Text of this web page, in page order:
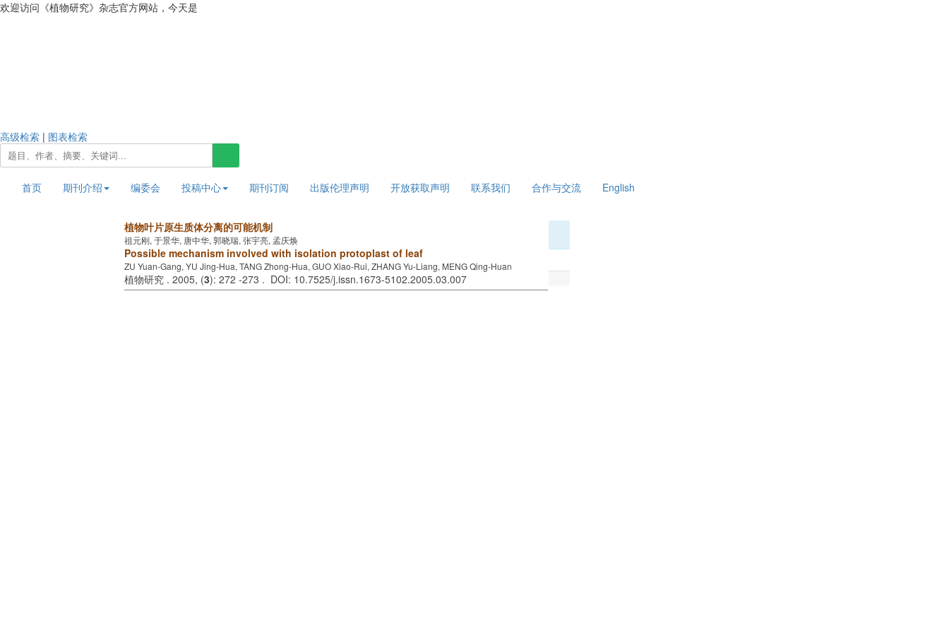
欢迎访问《植物研究》杂志官方网站，今天是
高级检索 | 图表检索
首页 期刊介绍 编委会 投稿中心 期刊订阅 出版伦理声明 开放获取声明 联系我们 合作与交流 English
植物叶片原生质体分离的可能机制
祖元刚, 于景华, 唐中华, 郭晓瑞, 张宇亮, 孟庆焕
Possible mechanism involved with isolation protoplast of leaf
ZU Yuan-Gang, YU Jing-Hua, TANG Zhong-Hua, GUO Xiao-Rui, ZHANG Yu-Liang, MENG Qing-Huan
植物研究 . 2005, (3): 272 -273 . DOI: 10.7525/j.issn.1673-5102.2005.03.007